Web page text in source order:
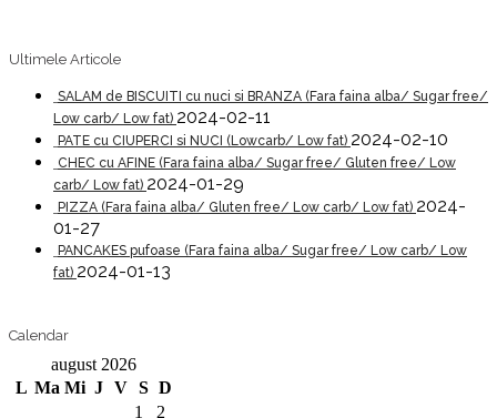
Ultimele Articole
SALAM de BISCUITI cu nuci si BRANZA (Fara faina alba/ Sugar free/
Low carb/ Low fat) 2024-02-11
PATE cu CIUPERCI si NUCI (Lowcarb/ Low fat) 2024-02-10
CHEC cu AFINE (Fara faina alba/ Sugar free/ Gluten free/ Low
carb/ Low fat) 2024-01-29
PIZZA (Fara faina alba/ Gluten free/ Low carb/ Low fat) 2024-
01-27
PANCAKES pufoase (Fara faina alba/ Sugar free/ Low carb/ Low
fat) 2024-01-13
Calendar
august 2026
L Ma Mi J V S D
1
2